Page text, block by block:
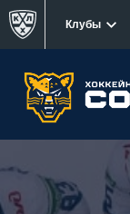
Клубы